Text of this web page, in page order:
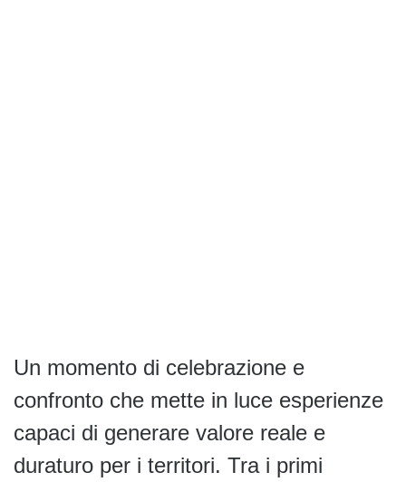
Un momento di celebrazione e
confronto che mette in luce esperienze
capaci di generare valore reale e
duraturo per i territori. Tra i primi